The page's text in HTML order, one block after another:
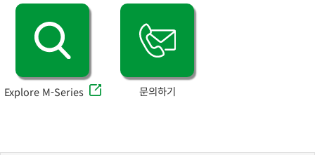
Explore M-Series 문의하기